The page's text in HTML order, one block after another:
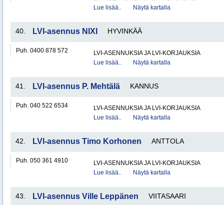
Lue lisää..
Näytä kartalla
40. LVI-asennus NIXI HYVINKÄÄ
Puh. 0400 878 572
LVI-ASENNUKSIA JA LVI-KORJAUKSIA
Lue lisää..
Näytä kartalla
41. LVI-asennus P. Mehtälä KANNUS
Puh. 040 522 6534
LVI-ASENNUKSIA JA LVI-KORJAUKSIA
Lue lisää..
Näytä kartalla
42. LVI-asennus Timo Korhonen ANTTOLA
Puh. 050 361 4910
LVI-ASENNUKSIA JA LVI-KORJAUKSIA
Lue lisää..
Näytä kartalla
43. LVI-asennus Ville Leppänen VIITASAARI